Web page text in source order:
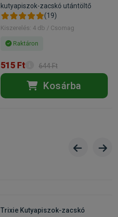
kutyapiszok-zacskó utántöltő
(19)
Kiszerelés: 4 db / Csomag
Raktáron
515 Ft 644 Ft
Kosárba
Trixie Kutyapiszok-zacskó